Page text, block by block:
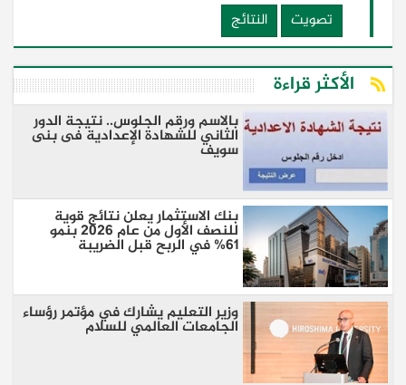
تصويت
النتائج
الأكثر قراءة
بالاسم ورقم الجلوس.. نتيجة الدور
الثاني للشهادة الإعدادية فى بنى
سويف
بنك الاستثمار يعلن نتائج قوية
للنصف الأول من عام 2026 بنمو
61% في الربح قبل الضريبة
وزير التعليم يشارك في مؤتمر رؤساء
الجامعات العالمي للسلام